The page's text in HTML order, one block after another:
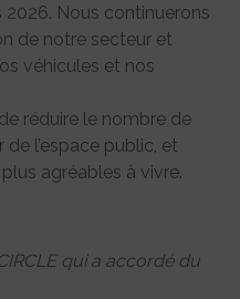
2026. Nous continuerons
de notre secteur et
véhicules et nos
réduire le nombre de
l’espace public, et
agréables à vivre.
qui a accordé du